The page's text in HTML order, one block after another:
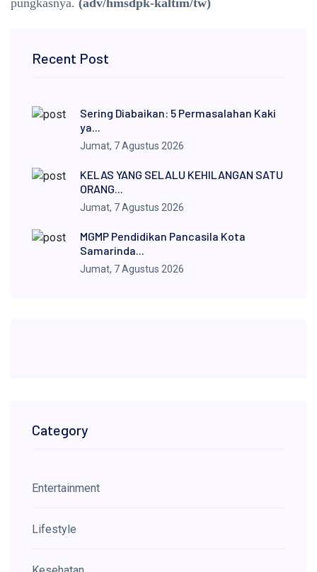
pungkasnya. (adv/hmsdpk-kaltim/tw)
Recent Post
Sering Diabaikan: 5 Permasalahan Kaki
ya...
Jumat, 7 Agustus 2026
KELAS YANG SELALU KEHILANGAN SATU
ORANG...
Jumat, 7 Agustus 2026
MGMP Pendidikan Pancasila Kota
Samarinda...
Jumat, 7 Agustus 2026
Category
Entertainment
Lifestyle